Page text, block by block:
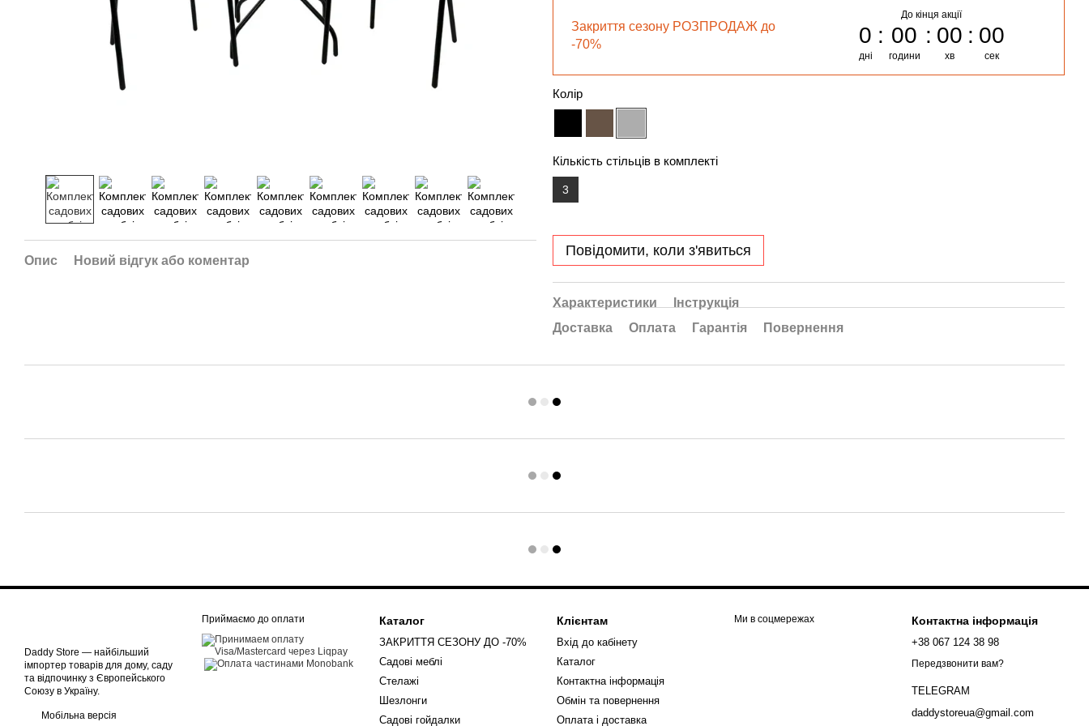
Опис Новий відгук або коментар
Закриття сезону РОЗПРОДАЖ до
-70%
До кінця акції
0
дні
00
години
00
хв
00
сек
Колір
Кількість стільців в комплекті
3
Повідомити, коли з'явиться
Характеристики
Інструкція
Доставка
Оплата Гарантія Повернення
Daddy Store — найбільший
імпортер товарів для дому, саду
та відпочинку з Європейського
Союзу в Україну.
Мобільна версія
Приймаємо до оплати Каталог
ЗАКРИТТЯ СЕЗОНУ ДО -70%
Садові меблі
Стелажі
Шезлонги
Садові гойдалки
Клієнтам
Вхід до кабінету
Каталог
Контактна інформація
Обмін та повернення
Оплата і доставка
Ми в соцмережах Контактна інформація
+38 067 124 38 98
Передзвонити вам?
TELEGRAM
daddystoreua@gmail.com